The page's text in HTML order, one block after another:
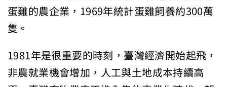
蛋雞的農企業，1969年統計蛋雞飼養約300萬
隻。
1981年是很重要的時刻，臺灣經濟開始起飛，
非農就業機會增加，人工與土地成本持續高